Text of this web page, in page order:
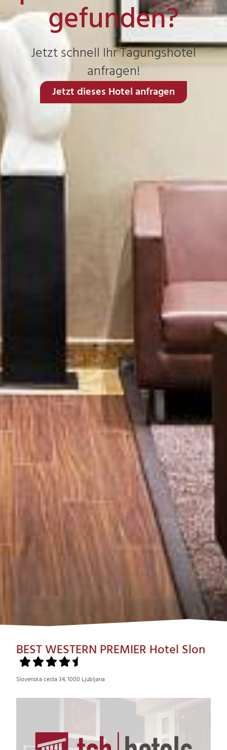
gefunden?
Jetzt schnell Ihr Tagungshotel
anfragen!
Jetzt dieses Hotel anfragen
BEST WESTERN PREMIER Hotel Slon
Slovenska cesta 34, 1000 Ljubljana